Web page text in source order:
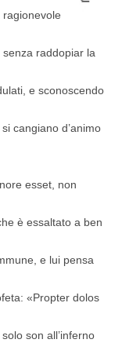
ragionevole
raddopiar la
e sconoscendo
cangiano d’animo
esset, non
è essaltato a ben
e lui pensa
«Propter dolos
son all’inferno